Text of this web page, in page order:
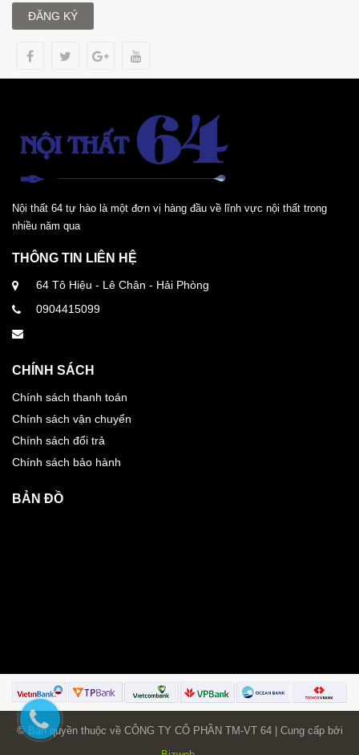
ĐĂNG KÝ
Nội thất 64 tự hào là một đơn vị hàng đầu về lĩnh vực nội thất trong
nhiều năm qua
THÔNG TIN LIÊN HỆ
64 Tô Hiệu - Lê Chân - Hải Phòng
0904415099
CHÍNH SÁCH
Chính sách thanh toán
Chính sách vận chuyển
Chính sách đổi trả
Chính sách bảo hành
BẢN ĐỒ
© Bản quyền thuộc về CÔNG TY CỔ PHẦN TM-VT 64 | Cung cấp bởi